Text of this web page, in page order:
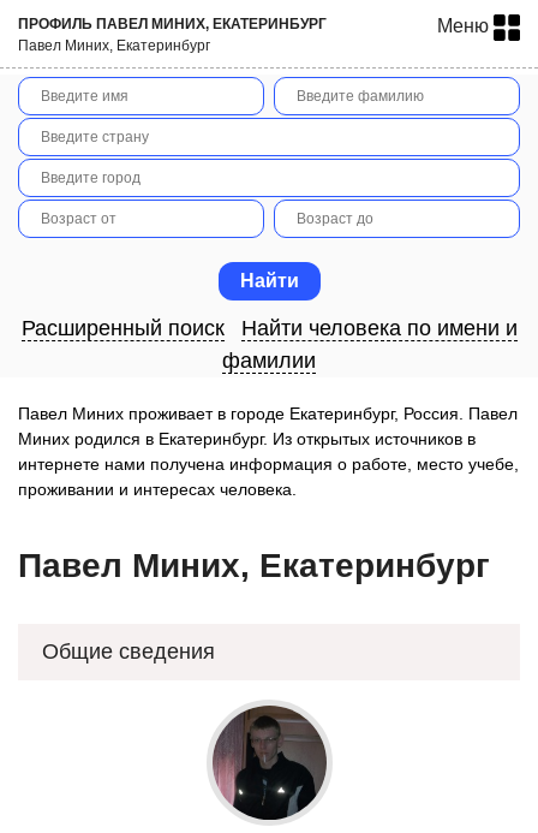
ПРОФИЛЬ ПАВЕЛ МИНИХ, ЕКАТЕРИНБУРГ
Павел Миних, Екатеринбург
Меню
Расширенный поиск
Найти человека по имени и
фамилии
Павел Миних проживает в городе Екатеринбург, Россия. Павел
Миних родился в Екатеринбург. Из открытых источников в
интернете нами получена информация о работе, место учебе,
проживании и интересах человека.
Павел Миних, Екатеринбург
Общие сведения